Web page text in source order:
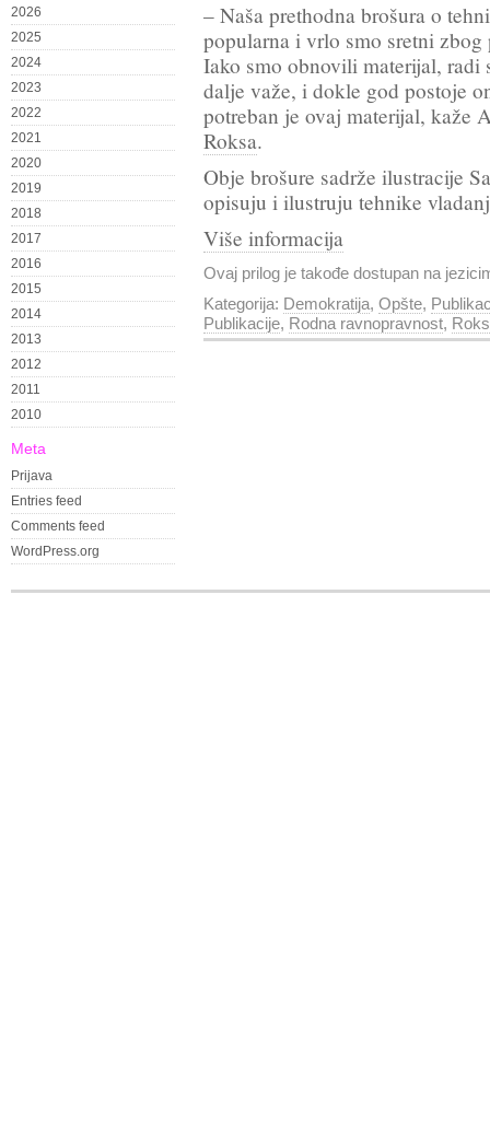
2026
2025
2024
2023
2022
2021
2020
2019
2018
2017
2016
2015
2014
2013
2012
2011
2010
Meta
Prijava
Entries feed
Comments feed
WordPress.org
– Naša prethodna brošura o
popularna i vrlo smo sretni
Iako smo obnovili materijal,
dalje važe, i dokle god postoje
potreban je ovaj materijal, kaže
Roksa.
Obje brošure sadrže ilustracije
opisuju i ilustruju tehnike
Više informacija
Ovaj prilog je takođe dostupan na
Kategorija: Demokratija, Opšte,
Publikacije, Rodna ravnopravnost, Roks